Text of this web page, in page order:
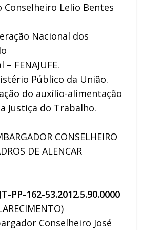
Lelio Bentes
Nacional dos
FENAJUFE.
Público da União.
do auxílio-alimentação
Justiça do Trabalho.
CONSELHEIRO
DE ALENCAR
PP-162-53.2012.5.90.0000
Conselheiro José